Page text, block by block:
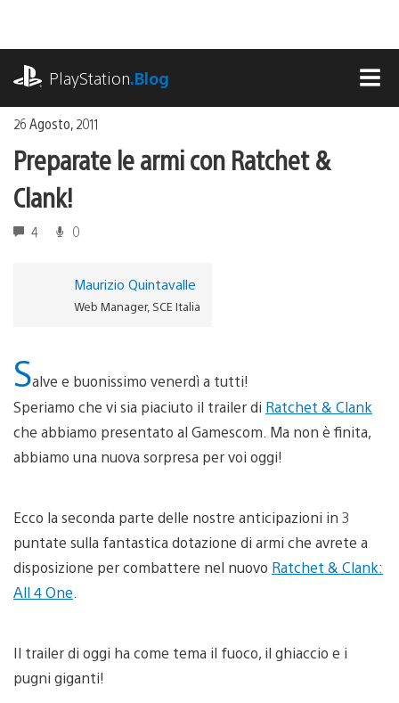
contenuto
PlayStation.Blog
26 Agosto, 2011
Preparate le armi con Ratchet &
Clank!
4 0
Maurizio Quintavalle
Web Manager, SCE Italia
Salve e buonissimo venerdì a tutti!
Speriamo che vi sia piaciuto il trailer di Ratchet & Clank
che abbiamo presentato al Gamescom. Ma non è finita,
abbiamo una nuova sorpresa per voi oggi!
Ecco la seconda parte delle nostre anticipazioni in 3
puntate sulla fantastica dotazione di armi che avrete a
disposizione per combattere nel nuovo Ratchet & Clank:
All 4 One
Il trailer di oggi ha come tema il fuoco, il ghiaccio e i
pugni giganti!